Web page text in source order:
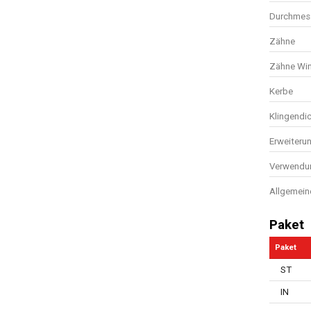
Zähne
Zähne
Kerbe
Paket
Paket
ST
IN